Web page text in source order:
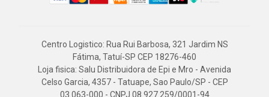
Centro Logistico: Rua Rui Barbosa, 321 Jardim NS
Fátima, Tatuí-SP CEP 18276-460
Loja fisica: Salu Distribuidora de Epi e Mro - Avenida
Celso Garcia, 4357 - Tatuape, Sao Paulo/SP - CEP
03.063-000 - CNPJ 08.927.259/0001-94